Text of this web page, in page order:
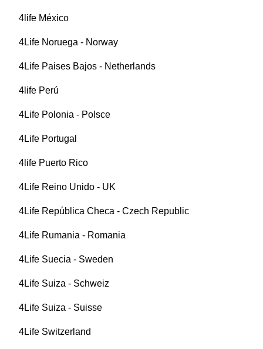
4life México
4Life Noruega - Norway
4Life Paises Bajos - Netherlands
4life Perú
4Life Polonia - Polsce
4Life Portugal
4life Puerto Rico
4Life Reino Unido - UK
4Life República Checa - Czech Republic
4Life Rumania - Romania
4Life Suecia - Sweden
4Life Suiza - Schweiz
4Life Suiza - Suisse
4Life Switzerland